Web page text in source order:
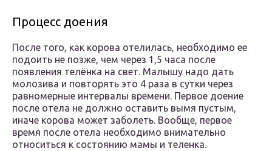
Процесс доения
После того, как корова отелилась, необходимо ее
подоить не позже, чем через 1,5 часа после
появления телёнка на свет. Малышу надо дать
молозива и повторять это 4 раза в сутки через
равномерные интервалы времени. Первое доение
после отела не должно оставить вымя пустым,
иначе корова может заболеть. Вообще, первое
время после отела необходимо внимательно
относиться к состоянию мамы и теленка.